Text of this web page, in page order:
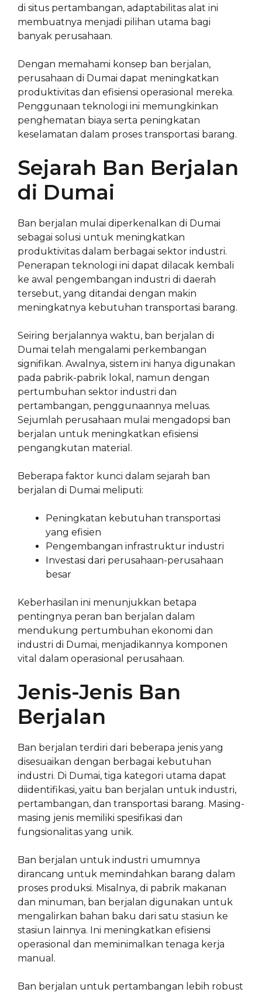
di situs pertambangan, adaptabilitas alat ini
membuatnya menjadi pilihan utama bagi
banyak perusahaan.
Dengan memahami konsep ban berjalan,
perusahaan di Dumai dapat meningkatkan
produktivitas dan efisiensi operasional mereka.
Penggunaan teknologi ini memungkinkan
penghematan biaya serta peningkatan
keselamatan dalam proses transportasi barang.
Sejarah Ban Berjalan
di Dumai
Ban berjalan mulai diperkenalkan di Dumai
sebagai solusi untuk meningkatkan
produktivitas dalam berbagai sektor industri.
Penerapan teknologi ini dapat dilacak kembali
ke awal pengembangan industri di daerah
tersebut, yang ditandai dengan makin
meningkatnya kebutuhan transportasi barang.
Seiring berjalannya waktu, ban berjalan di
Dumai telah mengalami perkembangan
signifikan. Awalnya, sistem ini hanya digunakan
pada pabrik-pabrik lokal, namun dengan
pertumbuhan sektor industri dan
pertambangan, penggunaannya meluas.
Sejumlah perusahaan mulai mengadopsi ban
berjalan untuk meningkatkan efisiensi
pengangkutan material.
Beberapa faktor kunci dalam sejarah ban
berjalan di Dumai meliputi:
Peningkatan kebutuhan transportasi
yang efisien
Pengembangan infrastruktur industri
Investasi dari perusahaan-perusahaan
besar
Keberhasilan ini menunjukkan betapa
pentingnya peran ban berjalan dalam
mendukung pertumbuhan ekonomi dan
industri di Dumai, menjadikannya komponen
vital dalam operasional perusahaan.
Jenis-Jenis Ban
Berjalan
Ban berjalan terdiri dari beberapa jenis yang
disesuaikan dengan berbagai kebutuhan
industri. Di Dumai, tiga kategori utama dapat
diidentifikasi, yaitu ban berjalan untuk industri,
pertambangan, dan transportasi barang. Masing-
masing jenis memiliki spesifikasi dan
fungsionalitas yang unik.
Ban berjalan untuk industri umumnya
dirancang untuk memindahkan barang dalam
proses produksi. Misalnya, di pabrik makanan
dan minuman, ban berjalan digunakan untuk
mengalirkan bahan baku dari satu stasiun ke
stasiun lainnya. Ini meningkatkan efisiensi
operasional dan meminimalkan tenaga kerja
manual.
Ban berjalan untuk pertambangan lebih robust